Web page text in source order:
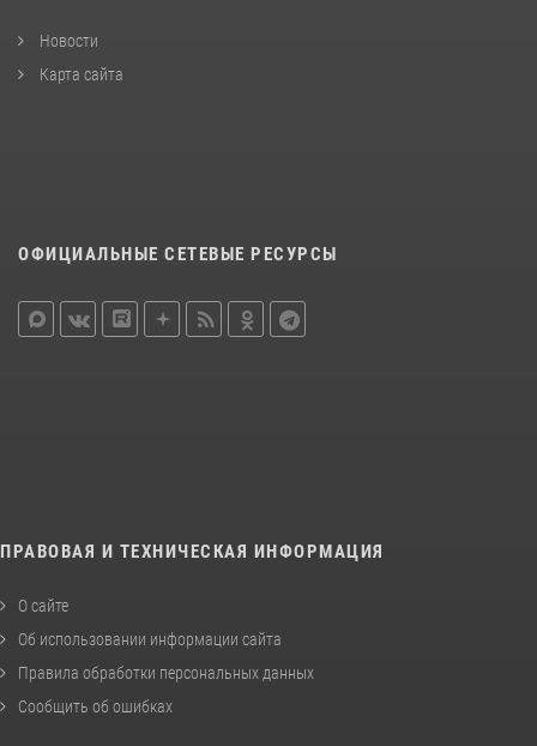
Новости
Карта сайта
ОФИЦИАЛЬНЫЕ СЕТЕВЫЕ РЕСУРСЫ
ПРАВОВАЯ И ТЕХНИЧЕСКАЯ ИНФОРМАЦИЯ
О сайте
Об использовании информации сайта
Правила обработки персональных данных
Сообщить об ошибках